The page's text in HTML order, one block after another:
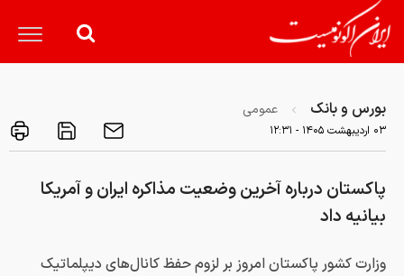
بورس و بانک عمومی
۰۳ ارديبهشت ۱۴۰۵ - ۱۲:۳۱
پاکستان درباره آخرین وضعیت مذاکره ایران و آمریکا
بیانیه داد
وزارت کشور پاکستان امروز بر لزوم حفظ کانال‌های دیپلماتیک